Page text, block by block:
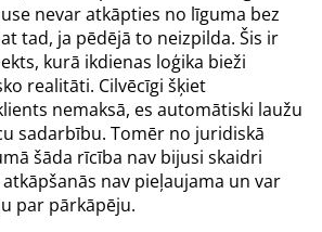
nevar atkāpties no līguma bez
tad, ja pēdējā to neizpilda. Šis ir
kurā ikdienas loģika bieži
realitāti. Cilvēcīgi šķiet
nemaksā, es automātiski laužu
sadarbību. Tomēr no juridiskā
šāda rīcība nav bijusi skaidri
nav pieļaujama un var
par pārkāpēju.